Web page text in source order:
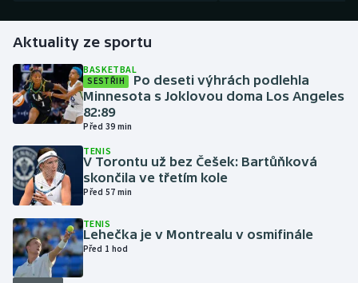
Golf
Gymnastika
Házená
Jezdectví
Judo
Krasobruslení
Aktuality ze sportu
BASKETBAL
SESTŘIH
Po deseti výhrách podlehla
Minnesota s Joklovou doma Los Angeles
82:89
Před 39 min
TENIS
V Torontu už bez Češek: Bartůňková
skončila ve třetím kole
Před 57 min
TENIS
Lehečka je v Montrealu v osmifinále
Před 1 hod